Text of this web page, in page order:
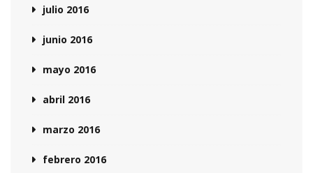
julio 2016
junio 2016
mayo 2016
abril 2016
marzo 2016
febrero 2016